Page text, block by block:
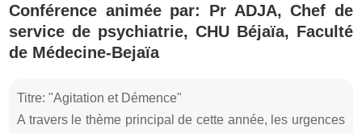
Conférence animée par: Pr ADJA, Chef de
service de psychiatrie, CHU Béjaïa, Faculté
de Médecine-Bejaïa
Titre: "Agitation et Démence"
A travers le thème principal de cette année, les urgences